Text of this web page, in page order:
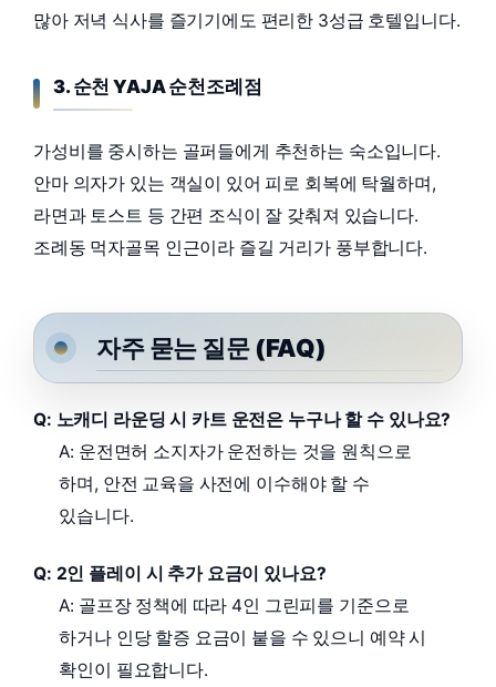
많아 저녁 식사를 즐기기에도 편리한 3성급 호텔입니다.
3. 순천 YAJA 순천조례점
가성비를 중시하는 골퍼들에게 추천하는 숙소입니다.
안마 의자가 있는 객실이 있어 피로 회복에 탁월하며,
라면과 토스트 등 간편 조식이 잘 갖춰져 있습니다.
조례동 먹자골목 인근이라 즐길 거리가 풍부합니다.
자주 묻는 질문 (FAQ)
Q: 노캐디 라운딩 시 카트 운전은 누구나 할 수 있나요?
A: 운전면허 소지자가 운전하는 것을 원칙으로
하며, 안전 교육을 사전에 이수해야 할 수
있습니다.
Q: 2인 플레이 시 추가 요금이 있나요?
A: 골프장 정책에 따라 4인 그린피를 기준으로
하거나 인당 할증 요금이 붙을 수 있으니 예약 시
확인이 필요합니다.